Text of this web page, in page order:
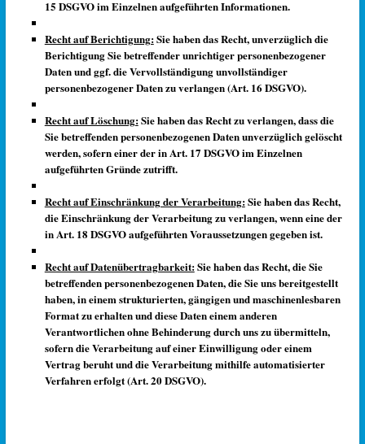
15 DSGVO im Einzelnen aufgeführten Informationen.
Recht auf Berichtigung:Sie haben das Recht, unverzüglich die
Berichtigung Sie betreffender unrichtiger personenbezogener
Daten und ggf. die Vervollständigung unvollständiger
personenbezogener Daten zu verlangen (Art. 16 DSGVO).
Recht auf Löschung:Sie haben das Recht zu verlangen, dass die
Sie betreffenden personenbezogenen Daten unverzüglich gelöscht
werden, sofern einer der in Art. 17 DSGVO im Einzelnen
aufgeführten Gründe zutrifft.
Recht auf Einschränkung der Verarbeitung:Sie haben das Recht,
die Einschränkung der Verarbeitung zu verlangen, wenn eine der
in Art. 18 DSGVO aufgeführten Voraussetzungen gegeben ist.
Recht auf Datenübertragbarkeit:Sie haben das Recht, die Sie
betreffenden personenbezogenen Daten, die Sie uns bereitgestellt
haben, in einem strukturierten, gängigen und maschinenlesbaren
Format zu erhalten und diese Daten einem anderen
Verantwortlichen ohne Behinderung durch uns zu übermitteln,
sofern die Verarbeitung auf einer Einwilligung oder einem
Vertrag beruht und die Verarbeitung mithilfe automatisierter
Verfahren erfolgt (Art. 20 DSGVO).